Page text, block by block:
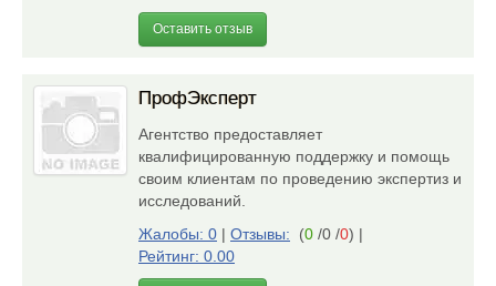
Оставить отзыв
ПрофЭксперт
Агентство предоставляет
квалифицированную поддержку и помощь
своим клиентам по проведению экспертиз и
исследований.
Жалобы: 0 | Отзывы: (0 /0 /0) |
Рейтинг: 0.00